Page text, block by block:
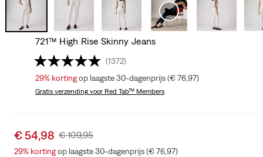
721™ High Rise Skinny Jeans
(1372)
29% kortingop laagste 30-dagenprijs (€ 76,97)
Gratis verzendingvoor Red Tab™ Members
Sale
price
€ 54,98 Original
Price
€ 109,95
29% kortingop laagste 30-dagenprijs (€ 76,97)